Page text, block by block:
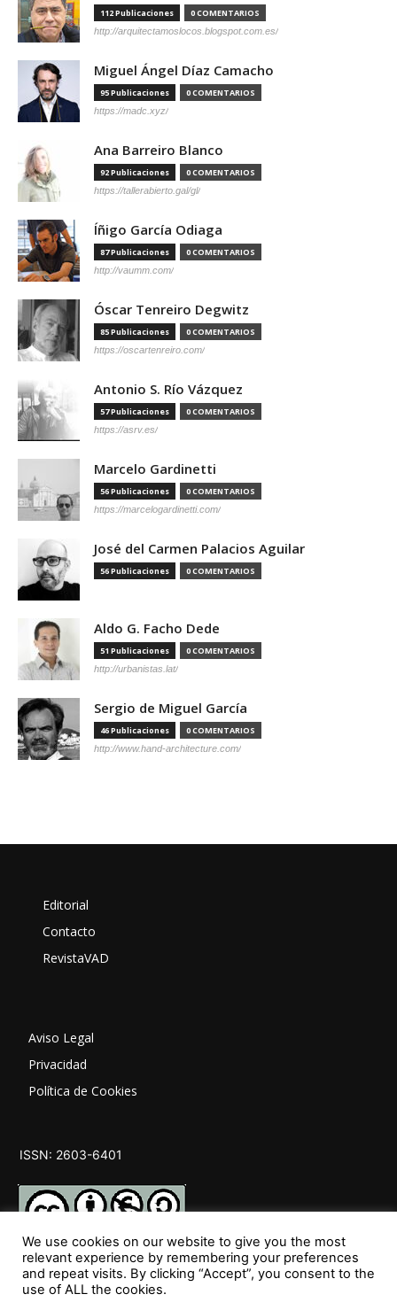
112 Publicaciones 0 COMENTARIOS
http://arquitectamoslocos.blogspot.com.es/
Miguel Ángel Díaz Camacho
95 Publicaciones 0 COMENTARIOS
https://madc.xyz/
Ana Barreiro Blanco
92 Publicaciones 0 COMENTARIOS
https://tallerabierto.gal/gl/
Íñigo García Odiaga
87 Publicaciones 0 COMENTARIOS
http://vaumm.com/
Óscar Tenreiro Degwitz
85 Publicaciones 0 COMENTARIOS
https://oscartenreiro.com/
Antonio S. Río Vázquez
57 Publicaciones 0 COMENTARIOS
https://asrv.es/
Marcelo Gardinetti
56 Publicaciones 0 COMENTARIOS
https://marcelogardinetti.com/
José del Carmen Palacios Aguilar
56 Publicaciones 0 COMENTARIOS
Aldo G. Facho Dede
51 Publicaciones 0 COMENTARIOS
http://urbanistas.lat/
Sergio de Miguel García
46 Publicaciones 0 COMENTARIOS
http://www.hand-architecture.com/
Editorial
Contacto
RevistaVAD
Aviso Legal
Privacidad
Política de Cookies
ISSN: 2603-6401
SÍGUENOS
We use cookies on our website to give you the most
relevant experience by remembering your preferences
and repeat visits. By clicking “Accept”, you consent to the
use of ALL the cookies.